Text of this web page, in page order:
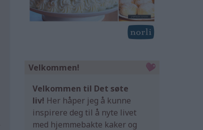
Velkommen!
Velkommen til Det søte
liv! Her håper jeg å kunne
inspirere deg til å nyte livet
med hjemmebakte kaker og